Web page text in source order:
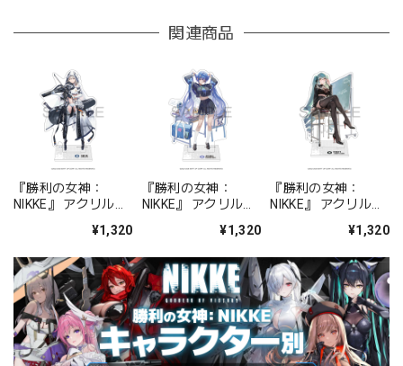
関連商品
『勝利の女神：
NIKKE』 アクリルス
¥1,320
『勝利の女神：
NIKKE』 アクリルス
ォーチュンメイト
¥1,320
『勝利の女神：
NIKKE』 アクリルス
シャープレッスン
¥1,320